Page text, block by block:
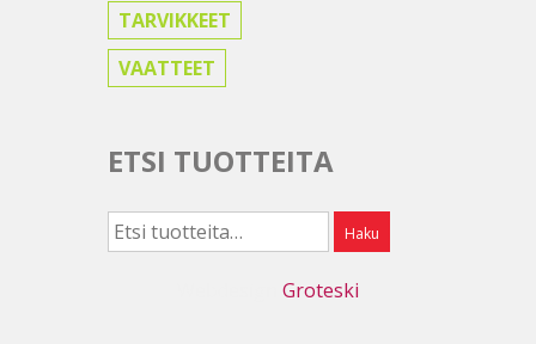
TARVIKKEET
VAATTEET
ETSI TUOTTEITA
Etsi: Haku
Groteski